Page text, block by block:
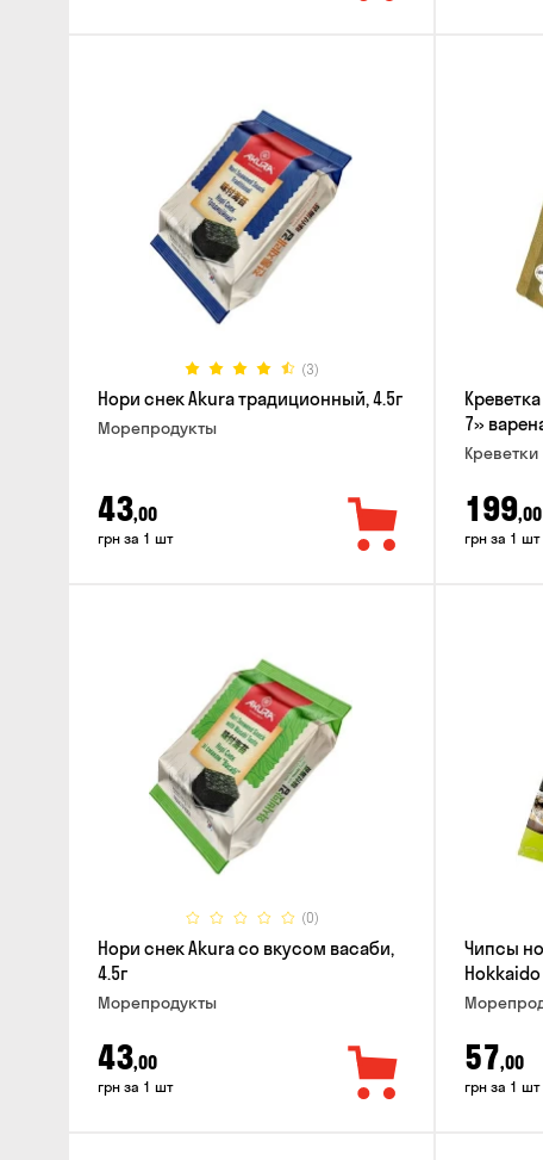
(3)
Нори снек Akura традиционный, 4.5г
Морепродукты
43,00
грн за 1 шт
7»
Креветки
199,00
грн за 1 шт
(0)
Нори снек Akura со вкусом васаби,
4.5г
Морепродукты
43,00
грн за 1 шт
Чипсы
57,00
грн за 1 шт